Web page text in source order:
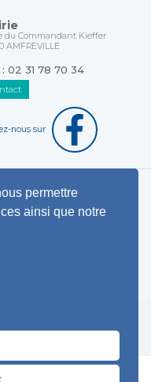
permettre
ainsi que notre
du Commandant Kieffer
AMFREVILLE
: 02 31 78 70 34
nous sur
au public
élus